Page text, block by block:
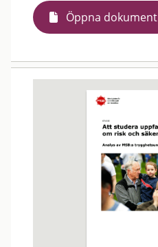
Öppna dokument